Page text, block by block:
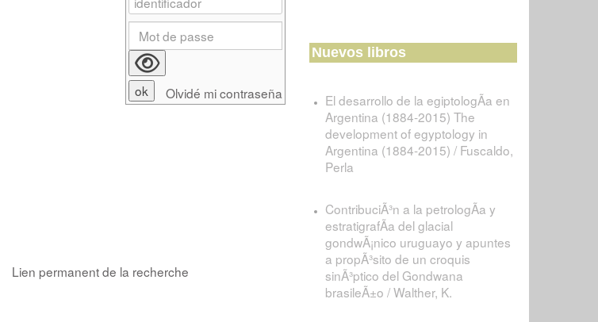
Lien permanent de la recherche
Olvidé mi contraseña
Nuevos libros
El desarrollo de la egiptologÃ­a en
Argentina (1884-2015) The
development of egyptology in
Argentina (1884-2015) / Fuscaldo,
Perla
ContribuciÃ³n a la petrologÃ­a y
estratigrafÃ­a del glacial
gondwÃ¡nico uruguayo y apuntes
a propÃ³sito de un croquis
sinÃ³ptico del Gondwana
brasileÃ±o / Walther, K.